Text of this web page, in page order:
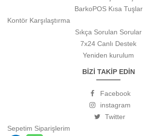
BarkoPOS Kısa Tuşlar
Kontör Karşılaştırma
Sıkça Sorulan Sorular
7x24 Canlı Destek
Yeniden kurulum
BİZİ TAKİP EDİN
Facebook
instagram
Twitter
Sepetim Siparişlerim